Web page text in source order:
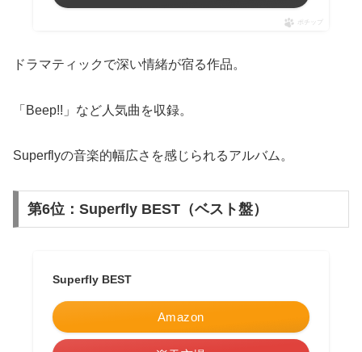
ポチップ
ドラマティックで深い情緒が宿る作品。
「Beep!!」など人気曲を収録。
Superflyの音楽的幅広さを感じられるアルバム。
第6位：Superfly BEST（ベスト盤）
Superfly BEST
Amazon